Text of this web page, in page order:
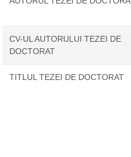
CV-UL AUTORULUI TEZEI DE
DOCTORAT
TITLUL TEZEI DE DOCTORAT